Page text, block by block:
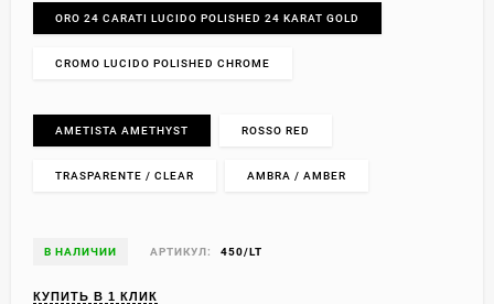
ORO 24 CARATI LUCIDO POLISHED 24 KARAT GOLD
CROMO LUCIDO POLISHED CHROME
AMETISTA AMETHYST ROSSO RED
TRASPARENTE / CLEAR AMBRA / AMBER
В НАЛИЧИИ АРТИКУЛ: 450/LT
КУПИТЬ В 1 КЛИК